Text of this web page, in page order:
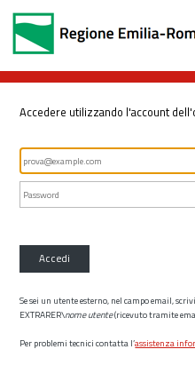
Accedere utilizzando l'account
Accedi
Se sei un utente esterno, nel campo email, scrivi
EXTRARER\nome utente(ricevuto tramite
Per problemi tecnici contatta l’assistenza